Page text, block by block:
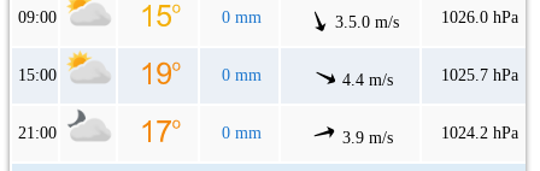
09:00 0 mm 3.5.0 m/s 1026.0 hPa
15:00 0 mm 4.4 m/s 1025.7 hPa
21:00 0 mm 3.9 m/s 1024.2 hPa